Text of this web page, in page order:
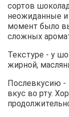
сортов
неожиданные
момент было
сложных
Текстуре - у
жирной,
Послевкусию -
вкус во рту.